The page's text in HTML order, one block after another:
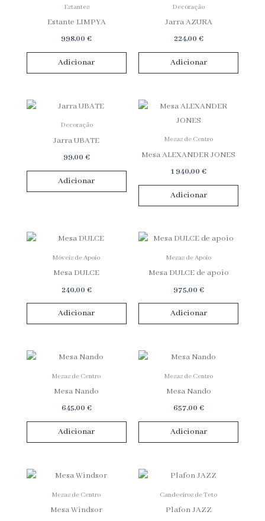
Estantes
Estante LIMPYA
998,00€
Adicionar
Decoração
Jarra AZURA
224,00 €
Adicionar
Decoração
Jarra UBATE
99,00 €
Adicionar
Mesas de Centro
Mesa ALEXANDER JONES
1 940,00 €
Adicionar
Móveis de Apoio
Mesa DULCE
240,00 €
Adicionar
Mesas de Apoio
Mesa DULCE de apoio
975,00 €
Adicionar
Mesas de Centro
Mesa Nando
645,00 €
Adicionar
Mesas de Centro
Mesa Nando
657,00 €
Adicionar
Mesas de Centro
Mesa Windsor
Candeeiros de Teto
Plafon JAZZ